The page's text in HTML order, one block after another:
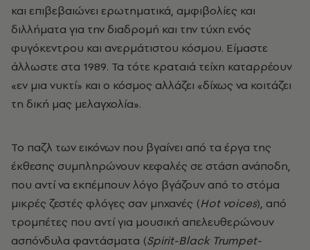
και επιβεβαιώνει ερωτηματικά, αμφιβολίες και
διλλήματα για την διαδρομή και την τύχη ενός
φυγόκεντρου και ανερμάτιστου κόσμου. Είμαστε
άλλωστε στα 1989. Τα τότε κραταιά τείχη καταρρέουν
«εν μια νυκτί» και ο κόσμος αλλάζει «δίχως να κοιτάζει
τη δική μας μελαγχολία».
Το παζλ των εικόνων που βγαίνει από τα έργα της
έκθεσης συμπληρώνουν κεφαλές σε στάση ανάποδη,
που αντί να εκπέμπουν λόγο βγάζουν από το στόμα
μικρές ζεστές φλόγες σαν μηχανές (Hot voices), από
τρομπέτες που αντί για μουσική απελευθερώνουν
ασπόνδυλα φαντάσματα (Spirit-Black Trumpet-